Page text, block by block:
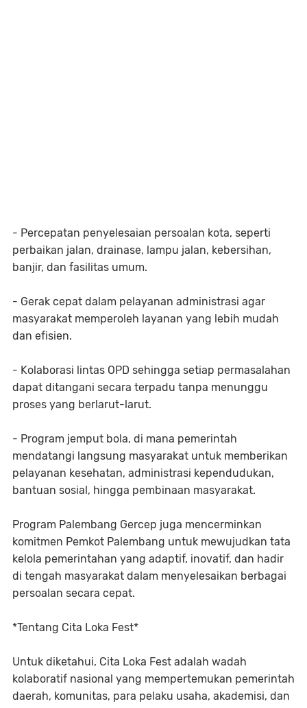
- Percepatan penyelesaian persoalan kota, seperti
perbaikan jalan, drainase, lampu jalan, kebersihan,
banjir, dan fasilitas umum.
- Gerak cepat dalam pelayanan administrasi agar
masyarakat memperoleh layanan yang lebih mudah
dan efisien.
- Kolaborasi lintas OPD sehingga setiap permasalahan
dapat ditangani secara terpadu tanpa menunggu
proses yang berlarut-larut.
- Program jemput bola, di mana pemerintah
mendatangi langsung masyarakat untuk memberikan
pelayanan kesehatan, administrasi kependudukan,
bantuan sosial, hingga pembinaan masyarakat.
Program Palembang Gercep juga mencerminkan
komitmen Pemkot Palembang untuk mewujudkan tata
kelola pemerintahan yang adaptif, inovatif, dan hadir
di tengah masyarakat dalam menyelesaikan berbagai
persoalan secara cepat.
*Tentang Cita Loka Fest*
Untuk diketahui, Cita Loka Fest adalah wadah
kolaboratif nasional yang mempertemukan pemerintah
daerah, komunitas, para pelaku usaha, akademisi, dan